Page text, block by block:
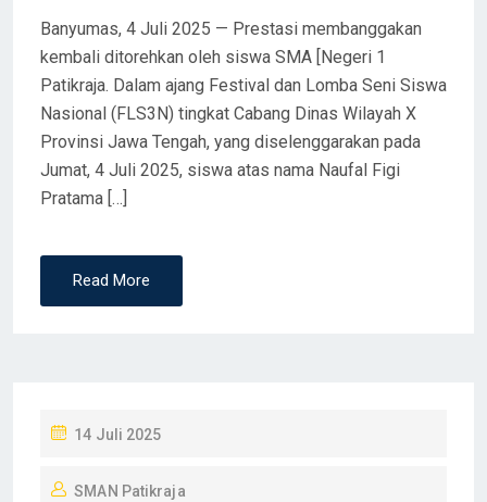
Banyumas, 4 Juli 2025 — Prestasi membanggakan
kembali ditorehkan oleh siswa SMA [Negeri 1
Patikraja. Dalam ajang Festival dan Lomba Seni Siswa
Nasional (FLS3N) tingkat Cabang Dinas Wilayah X
Provinsi Jawa Tengah, yang diselenggarakan pada
Jumat, 4 Juli 2025, siswa atas nama Naufal Figi
Pratama […]
Read More
P
S
14 Juli 2025
SMAN Patikraja